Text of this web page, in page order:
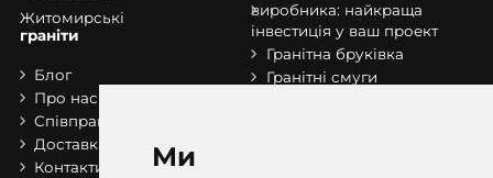
Ми
Житомирські
граніти
Блог
Про нас
Співпраця
Доставка та оплата
Контакти
виробника: найкраща
інвестиція у ваш проект
Гранітна бруківка
Гранітні смуги